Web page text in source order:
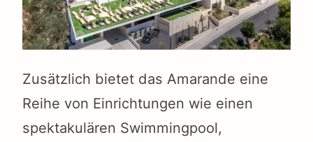
Zusätzlich bietet das Amarande eine
Reihe von Einrichtungen wie einen
spektakulären Swimmingpool,